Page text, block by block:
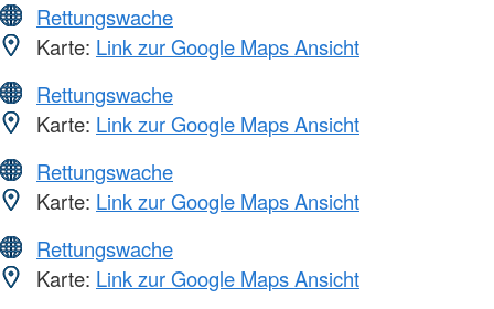
Rettungswache
Karte: Link zur Google Maps Ansicht
Rettungswache
Karte: Link zur Google Maps Ansicht
Rettungswache
Karte: Link zur Google Maps Ansicht
Rettungswache
Karte: Link zur Google Maps Ansicht